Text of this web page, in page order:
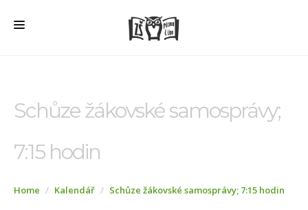
ŠD + ŠK
Schůze žákovské samosprávy;
7:15 hodin
Home Kalendář Schůze žákovské samosprávy; 7:15 hodin